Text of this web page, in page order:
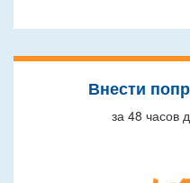
Внести
за 48 часов